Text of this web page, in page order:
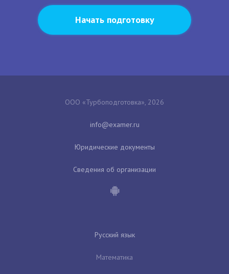
Начать подготовку
ООО «Турбоподготовка», 2026
Юридические документы
Сведения об организации
Русский язык
Математика